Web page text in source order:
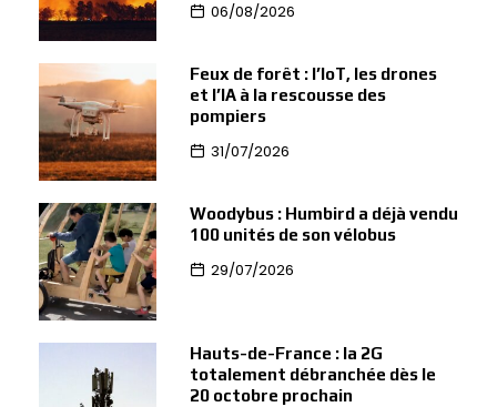
06/08/2026
Feux de forêt : l’IoT, les drones
et l’IA à la rescousse des
pompiers
31/07/2026
Woodybus : Humbird a déjà vendu
100 unités de son vélobus
29/07/2026
Hauts-de-France : la 2G
totalement débranchée dès le
20 octobre prochain